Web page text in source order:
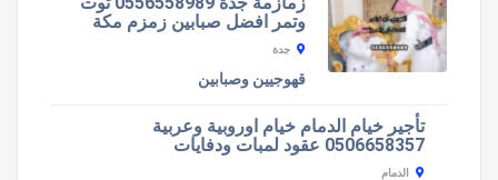
وتمر افضل صبابين زمزم مكة
جدة
قهوجيين وصبابين
تأجير خيام الدمام خيام اوروبية وعربية
0506658357 عقود لمبات ودفايات
الدمام